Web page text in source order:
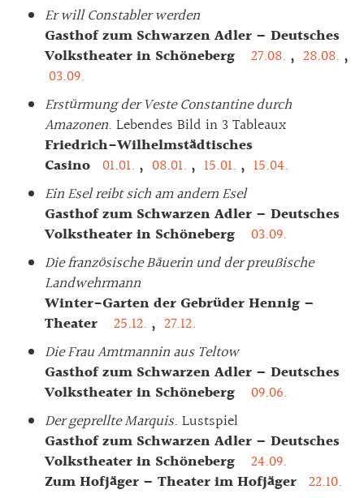
Er will Constabler werden
Gasthof zum Schwarzen Adler – Deutsches
Volkstheater in Schöneberg
27.08. , 28.08. ,
03.09.
Erstürmung der Veste Constantine durch
Amazonen. Lebendes Bild in 3 Tableaux
Friedrich-Wilhelmstädtisches
Casino 01.01. , 08.01. , 15.01. , 15.04.
Ein Esel reibt sich am andern Esel
Gasthof zum Schwarzen Adler – Deutsches
Volkstheater in Schöneberg
03.09.
Die französische Bäuerin und der preußische
Landwehrmann
Winter-Garten der Gebrüder Hennig –
Theater
25.12. , 27.12.
Die Frau Amtmannin aus Teltow
Gasthof zum Schwarzen Adler – Deutsches
Volkstheater in Schöneberg
09.06.
Der geprellte Marquis. Lustspiel
Gasthof zum Schwarzen Adler – Deutsches
Volkstheater in Schöneberg
24.09.
Zum Hofjäger – Theater im Hofjäger 22.10.